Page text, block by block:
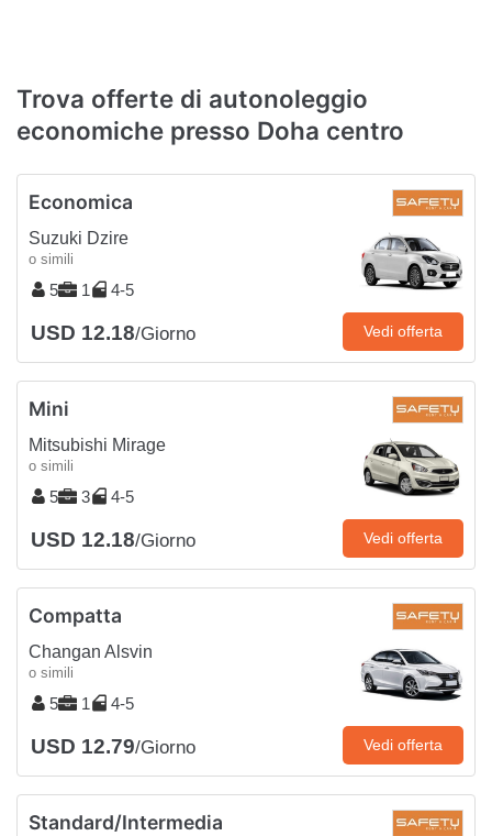
Trova offerte di autonoleggio
economiche presso Doha centro
Economica
Suzuki Dzire
o simili
5 1 4-5
USD 12.18/Giorno Vedi offerta
Mini
Mitsubishi Mirage
o simili
5 3 4-5
USD 12.18/Giorno Vedi offerta
Compatta
Changan Alsvin
o simili
5 1 4-5
USD 12.79/Giorno Vedi offerta
Standard/Intermedia